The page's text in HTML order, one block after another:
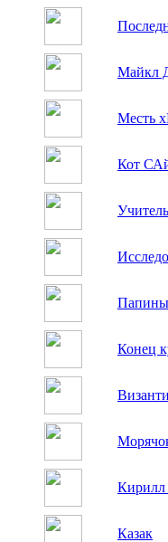
Майкл
Месть
Кот
Папины
Конец
Казак